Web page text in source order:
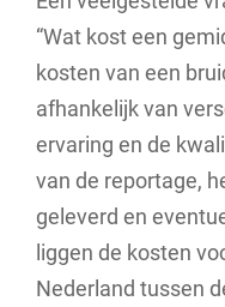
“Wat kost een
kosten van een
afhankelijk van
ervaring en de
van de reportage,
geleverd en
liggen de kosten
Nederland tussen